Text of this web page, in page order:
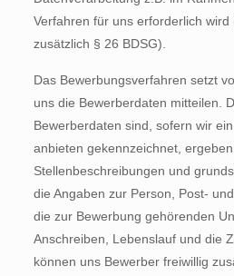
Verfahren für uns erforderlich wird
zusätzlich § 26 BDSG).
Das Bewerbungsverfahren setzt
uns die Bewerberdaten mitteilen.
Bewerberdaten sind, sofern wir
anbieten gekennzeichnet,
Stellenbeschreibungen und
die Angaben zur Person, Post-
die zur Bewerbung gehörenden
Anschreiben, Lebenslauf und die
können uns Bewerber freiwillig